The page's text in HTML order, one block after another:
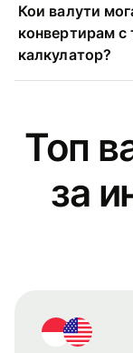
Кои валути
конвертирам с
калкулатор?
Топ
за